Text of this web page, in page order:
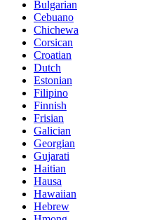
Bulgarian
Cebuano
Chichewa
Corsican
Croatian
Dutch
Estonian
Filipino
Finnish
Frisian
Galician
Georgian
Gujarati
Haitian
Hausa
Hawaiian
Hebrew